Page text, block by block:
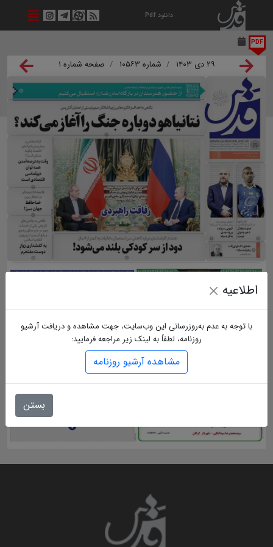
دانلود Pdf
PDF
۲۹ دی ۱۴۰۳ شماره ۱۰۵۶۳ صفحه شماره ۱
اطلاعیه
با توجه به عدم به‌روزرسانی این وب‌سایت، جهت مشاهده و دریافت آرشیو
روزنامه، لطفاً به لینک زیر مراجعه فرمایید:
مشاهده آرشیو روزنامه
بستن